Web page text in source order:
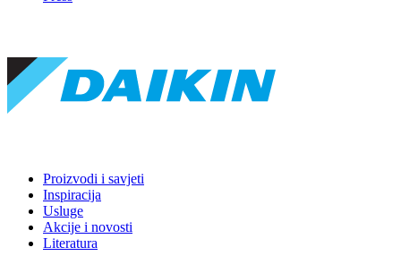
Proizvodi i savjeti
Inspiracija
Usluge
Akcije i novosti
Literatura